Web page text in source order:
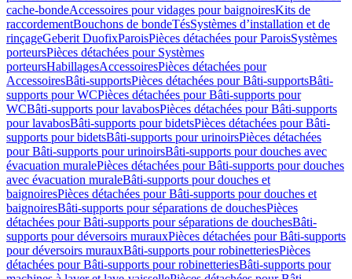
cache-bondeAccessoires pour vidages pour baignoiresKits de
raccordementBouchons de bondeTésSystèmes d’installation et de
rinçageGeberit DuofixParoisPièces détachées pour ParoisSystèmes
porteursPièces détachées pour Systèmes
porteursHabillagesAccessoiresPièces détachées pour
AccessoiresBâti-supportsPièces détachées pour Bâti-supportsBâti-
supports pour WCPièces détachées pour Bâti-supports pour
WCBâti-supports pour lavabosPièces détachées pour Bâti-supports
pour lavabosBâti-supports pour bidetsPièces détachées pour Bâti-
supports pour bidetsBâti-supports pour urinoirsPièces détachées
pour Bâti-supports pour urinoirsBâti-supports pour douches avec
évacuation muralePièces détachées pour Bâti-supports pour douches
avec évacuation muraleBâti-supports pour douches et
baignoiresPièces détachées pour Bâti-supports pour douches et
baignoiresBâti-supports pour séparations de douchesPièces
détachées pour Bâti-supports pour séparations de douchesBâti-
supports pour déversoirs murauxPièces détachées pour Bâti-supports
pour déversoirs murauxBâti-supports pour robinetteriesPièces
détachées pour Bâti-supports pour robinetteriesBâti-supports pour